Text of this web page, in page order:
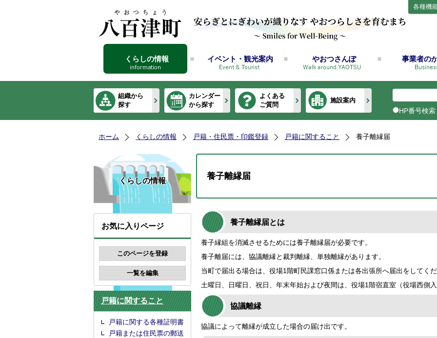
各種機
くらしの情報 イベント・観光案内 やおつさんぽ 事業者の
組織から
探す
カレンダー
から探す
よくある
ご質問
施設案内
HP番号検索
ホーム くらしの情報 戸籍・住民票・印鑑登録 戸籍に関すること 養子離縁届
くらしの情報
お気に入りページ
戸籍に関すること
戸籍に関する各種証明書
戸籍または住民票の郵送
養子離縁届
養子離縁届とは
養子縁組を消滅させるためには養子離縁届が必要です。
養子離届には、協議離縁と裁判離縁、単独離縁があります。
当町で届出る場合は、役場1階町民課窓口係または各出張所へ届出をしてくだ
土曜日、日曜日、祝日、年末年始および夜間は、役場1階宿直室（役場西側
協議離縁
協議によって離縁が成立した場合の届け出です。